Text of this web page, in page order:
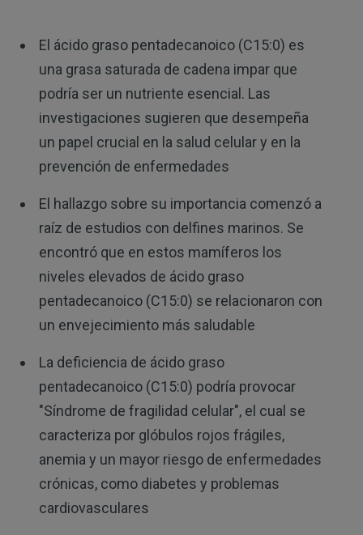
El ácido graso pentadecanoico (C15:0) es
una grasa saturada de cadena impar que
podría ser un nutriente esencial. Las
investigaciones sugieren que desempeña
un papel crucial en la salud celular y en la
prevención de enfermedades
El hallazgo sobre su importancia comenzó a
raíz de estudios con delfines marinos. Se
encontró que en estos mamíferos los
niveles elevados de ácido graso
pentadecanoico (C15:0) se relacionaron con
un envejecimiento más saludable
La deficiencia de ácido graso
pentadecanoico (C15:0) podría provocar
"Síndrome de fragilidad celular", el cual se
caracteriza por glóbulos rojos frágiles,
anemia y un mayor riesgo de enfermedades
crónicas, como diabetes y problemas
cardiovasculares